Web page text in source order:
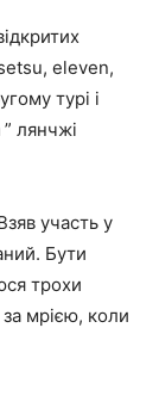
eleven,
турі і
” лянчжі
участь у
Бути
трохи
мрією, коли